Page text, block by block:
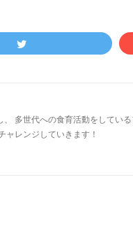
多世代への食育活動をしてい
ャレンジしていきます！